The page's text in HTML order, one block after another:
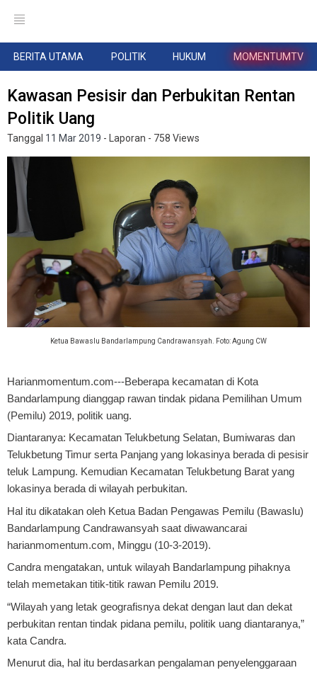
BERITA UTAMA POLITIK HUKUM MOMENTUMTV
Kawasan Pesisir dan Perbukitan Rentan
Politik Uang
Tanggal 11 Mar 2019 - Laporan - 758 Views
Ketua Bawaslu Bandarlampung Candrawansyah. Foto: Agung CW
Harianmomentum.com---Beberapa kecamatan di Kota
Bandarlampung dianggap rawan tindak pidana Pemilihan Umum
(Pemilu) 2019, politik uang.
Diantaranya: Kecamatan Telukbetung Selatan, Bumiwaras dan
Telukbetung Timur serta Panjang yang lokasinya berada di pesisir
teluk Lampung. Kemudian Kecamatan Telukbetung Barat yang
lokasinya berada di wilayah perbukitan.
Hal itu dikatakan oleh Ketua Badan Pengawas Pemilu (Bawaslu)
Bandarlampung Candrawansyah saat diwawancarai
harianmomentum.com, Minggu (10-3-2019).
Candra mengatakan, untuk wilayah Bandarlampung pihaknya
telah memetakan titik-titik rawan Pemilu 2019.
“Wilayah yang letak geografisnya dekat dengan laut dan dekat
perbukitan rentan tindak pidana pemilu, politik uang diantaranya,”
kata Candra.
Menurut dia, hal itu berdasarkan pengalaman penyelenggaraan